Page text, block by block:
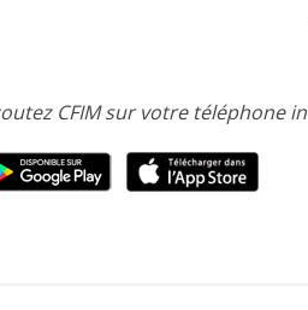
CFIM sur votre téléphone